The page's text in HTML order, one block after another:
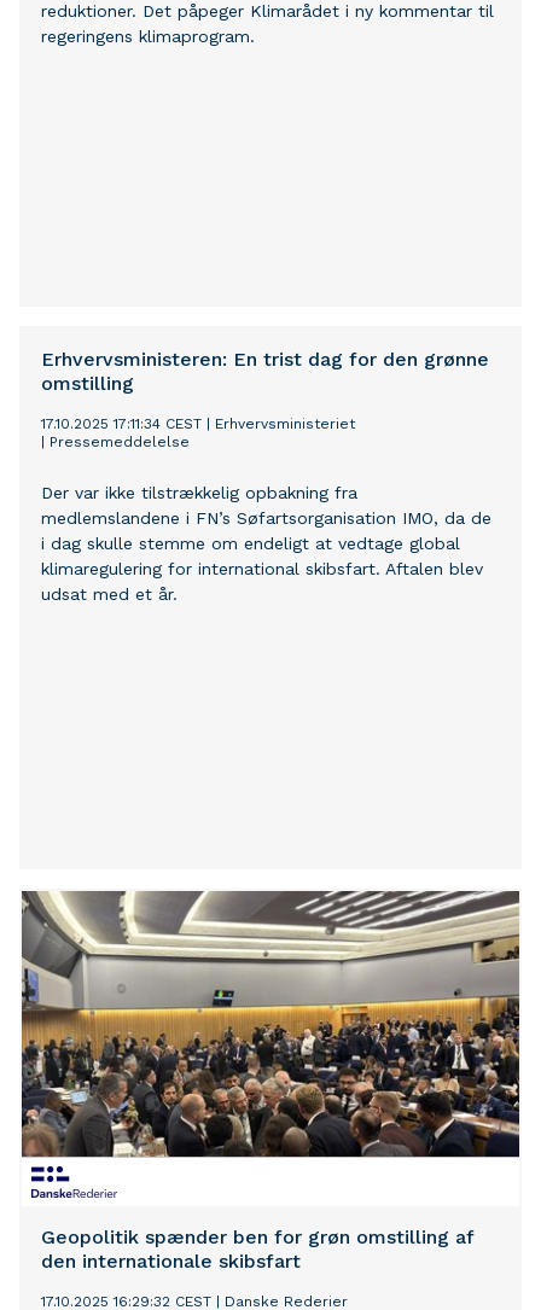
reduktioner. Det påpeger Klimarådet i ny kommentar til
regeringens klimaprogram.
Erhvervsministeren: En trist dag for den grønne
omstilling
17.10.2025 17:11:34 CEST
Erhvervsministeriet
Pressemeddelelse
Der var ikke tilstrækkelig opbakning fra
medlemslandene i FN’s Søfartsorganisation IMO, da de
i dag skulle stemme om endeligt at vedtage global
klimaregulering for international skibsfart. Aftalen blev
udsat med et år.
Geopolitik spænder ben for grøn omstilling af
den internationale skibsfart
17.10.2025 16:29:32 CEST Danske Rederier